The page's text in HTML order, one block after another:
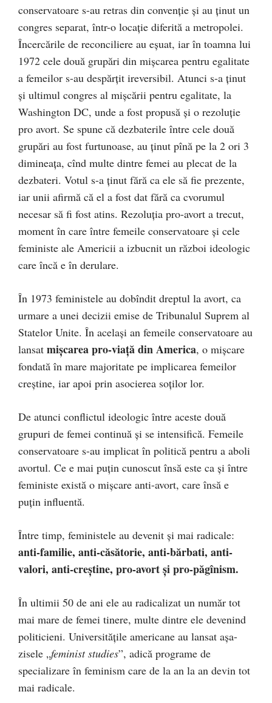
conservatoare s-au retras din convenţie şi au ţinut un
congres separat, într-o locaţie diferită a metropolei.
Încercările de reconciliere au eşuat, iar în toamna lui
1972 cele două grupări din mişcarea pentru egalitate
a femeilor s-au despărțit ireversibil. Atunci s-a ţinut
şi ultimul congres al mişcării pentru egalitate, la
Washington DC, unde a fost propusă și o rezoluţie
pro avort. Se spune că dezbaterile între cele două
grupări au fost furtunoase, au ţinut pînă pe la 2 ori 3
dimineaţa, cînd multe dintre femei au plecat de la
dezbateri. Votul s-a ţinut fără ca ele să fie prezente,
iar unii afirmă că el a fost dat fără ca cvorumul
necesar să fi fost atins. Rezoluţia pro-avort a trecut,
moment în care între femeile conservatoare şi cele
feministe ale Americii a izbucnit un război ideologic
care încă e în derulare.
În 1973 feministele au dobîndit dreptul la avort, ca
urmare a unei decizii emise de Tribunalul Suprem al
Statelor Unite. În acelaşi an femeile conservatoare au
lansat mişcarea pro-viață din America, o mişcare
fondată în mare majoritate pe implicarea femeilor
creştine, iar apoi prin asocierea soţilor lor.
De atunci conflictul ideologic între aceste două
grupuri de femei continuă și se intensifică. Femeile
conservatoare s-au implicat în politică pentru a aboli
avortul. Ce e mai puţin cunoscut însă este ca şi între
feministe există o mişcare anti-avort, care însă e
puţin influentă.
Între timp, feministele au devenit şi mai radicale:
anti-familie, anti-căsătorie, anti-bărbati, anti-
valori, anti-creștine, pro-avort şi pro-păgînism.
În ultimii 50 de ani ele au radicalizat un număr tot
mai mare de femei tinere, multe dintre ele devenind
politicieni. Universităţile americane au lansat așa-
zisele „feminist studies”, adică programe de
specializare în feminism care de la an la an devin tot
mai radicale.